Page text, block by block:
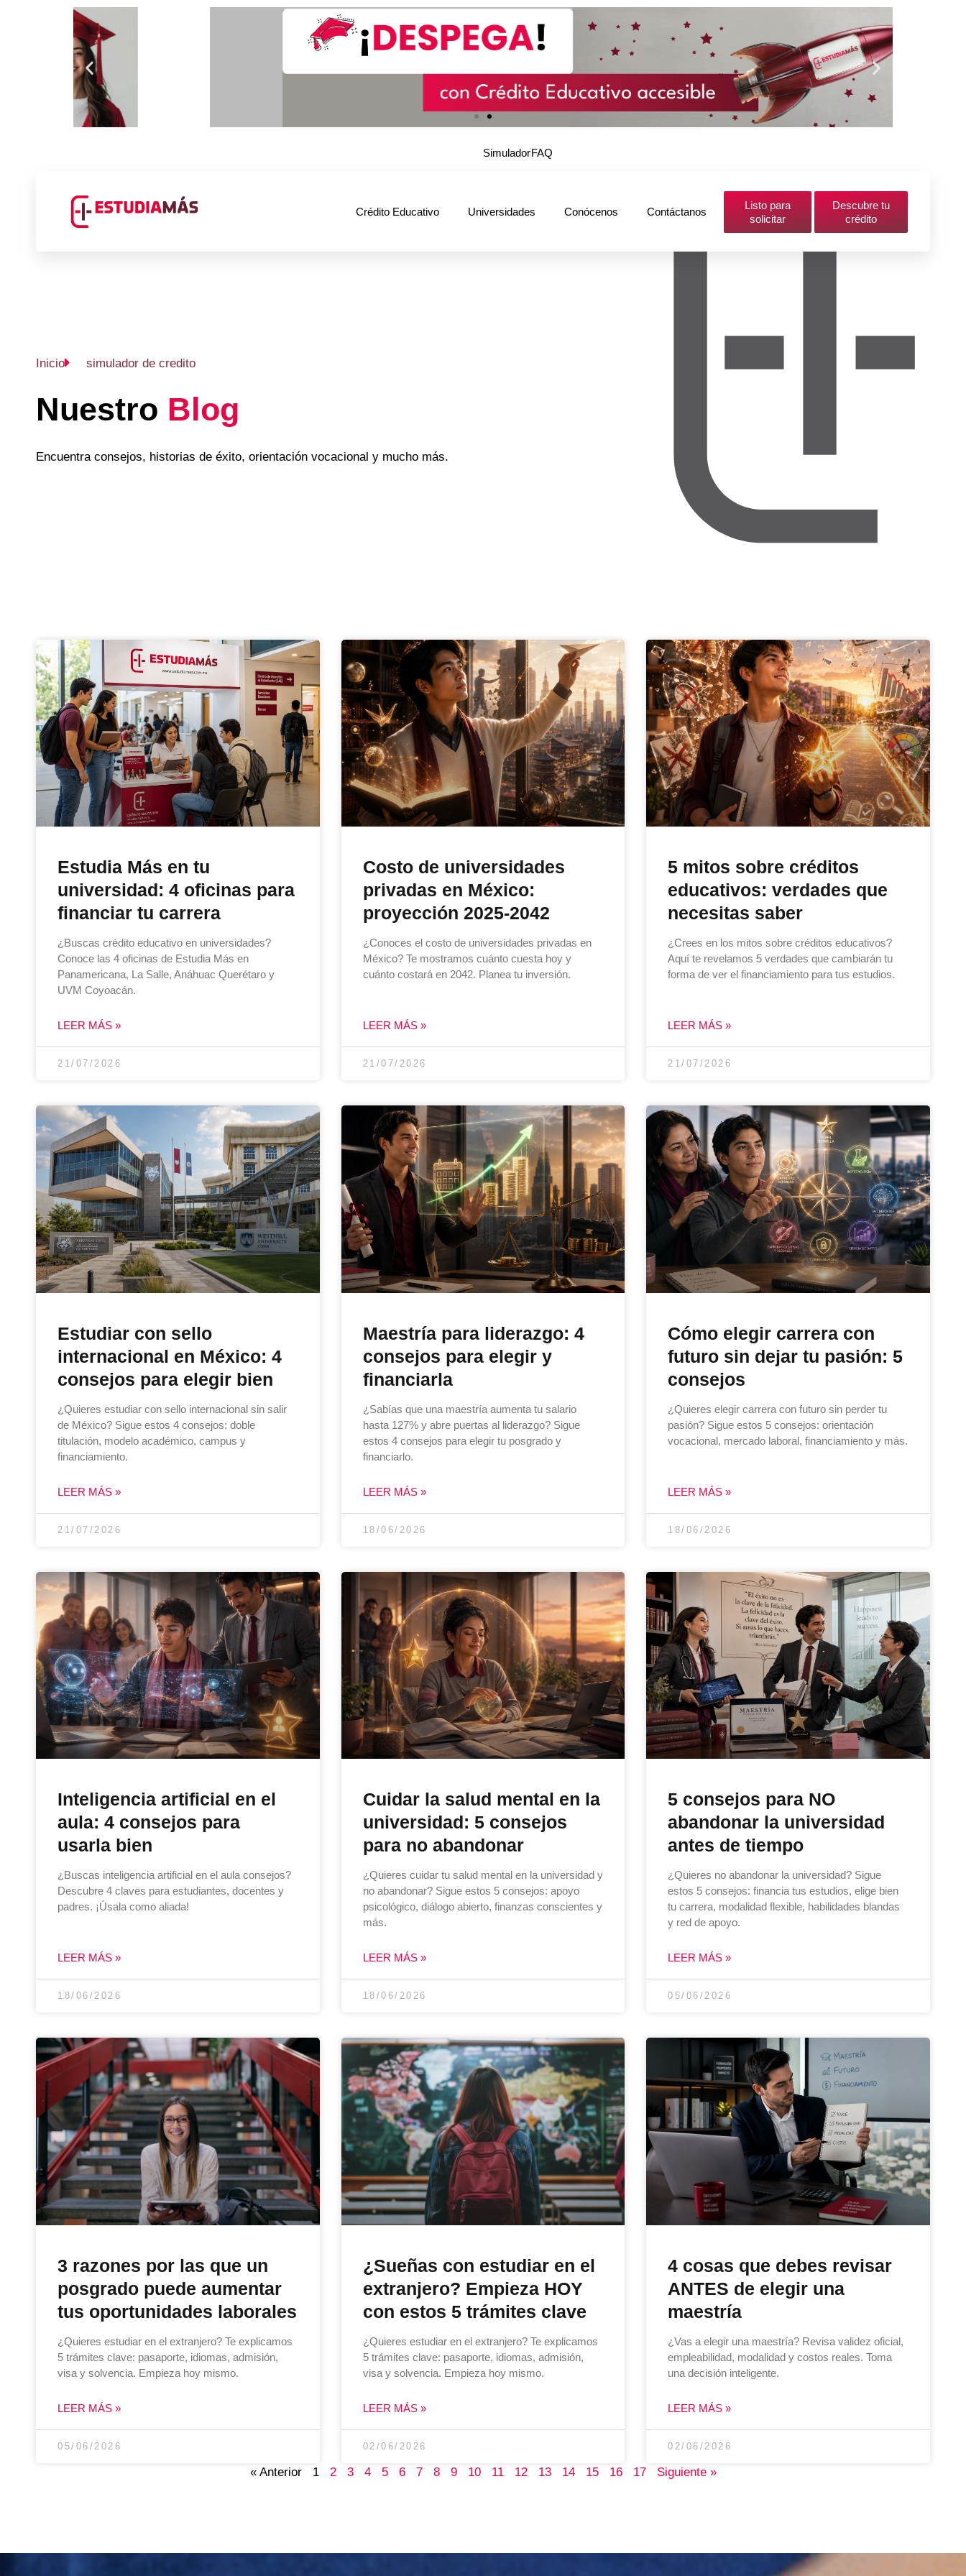
SimuladorFAQ
Crédito Educativo Universidades Conócenos Contáctanos
Listo para
solicitar
Descubre tu
crédito
Inicio simulador de credito
Nuestro Blog
Encuentra consejos, historias de éxito, orientación vocacional y mucho más.
Estudia Más en tu
universidad: 4 oficinas para
financiar tu carrera
¿Buscas crédito educativo en universidades?
Conoce las 4 oficinas de Estudia Más en
Panamericana, La Salle, Anáhuac Querétaro y
UVM Coyoacán.
LEER MÁS »
21/07/2026
Costo de universidades
privadas en México:
proyección 2025-2042
¿Conoces el costo de universidades privadas en
México? Te mostramos cuánto cuesta hoy y
cuánto costará en 2042. Planea tu inversión.
LEER MÁS »
21/07/2026
5 mitos sobre créditos
educativos: verdades que
necesitas saber
¿Crees en los mitos sobre créditos educativos?
Aquí te revelamos 5 verdades que cambiarán tu
forma de ver el financiamiento para tus estudios.
LEER MÁS »
21/07/2026
Estudiar con sello
internacional en México: 4
consejos para elegir bien
¿Quieres estudiar con sello internacional sin salir
de México? Sigue estos 4 consejos: doble
titulación, modelo académico, campus y
financiamiento.
LEER MÁS »
21/07/2026
Maestría para liderazgo: 4
consejos para elegir y
financiarla
¿Sabías que una maestría aumenta tu salario
hasta 127% y abre puertas al liderazgo? Sigue
estos 4 consejos para elegir tu posgrado y
financiarlo.
LEER MÁS »
18/06/2026
Cómo elegir carrera con
futuro sin dejar tu pasión: 5
consejos
¿Quieres elegir carrera con futuro sin perder tu
pasión? Sigue estos 5 consejos: orientación
vocacional, mercado laboral, financiamiento y más.
LEER MÁS »
18/06/2026
Inteligencia artificial en el
aula: 4 consejos para
usarla bien
¿Buscas inteligencia artificial en el aula consejos?
Descubre 4 claves para estudiantes, docentes y
padres. ¡Úsala como aliada!
LEER MÁS »
18/06/2026
Cuidar la salud mental en la
universidad: 5 consejos
para no abandonar
¿Quieres cuidar tu salud mental en la universidad y
no abandonar? Sigue estos 5 consejos: apoyo
psicológico, diálogo abierto, finanzas conscientes y
más.
LEER MÁS »
18/06/2026
5 consejos para NO
abandonar la universidad
antes de tiempo
¿Quieres no abandonar la universidad? Sigue
estos 5 consejos: financia tus estudios, elige bien
tu carrera, modalidad flexible, habilidades blandas
y red de apoyo.
LEER MÁS »
05/06/2026
3 razones por las que un
posgrado puede aumentar
tus oportunidades laborales
¿Quieres estudiar en el extranjero? Te explicamos
5 trámites clave: pasaporte, idiomas, admisión,
visa y solvencia. Empieza hoy mismo.
LEER MÁS »
05/06/2026
¿Sueñas con estudiar en el
extranjero? Empieza HOY
con estos 5 trámites clave
¿Quieres estudiar en el extranjero? Te explicamos
5 trámites clave: pasaporte, idiomas, admisión,
visa y solvencia. Empieza hoy mismo.
LEER MÁS »
02/06/2026
4 cosas que debes revisar
ANTES de elegir una
maestría
¿Vas a elegir una maestría? Revisa validez oficial,
empleabilidad, modalidad y costos reales. Toma
una decisión inteligente.
LEER MÁS »
02/06/2026
« Anterior 1 2 3 4 5 6 7 8 9 10 11 12 13 14 15 16 17 Siguiente »